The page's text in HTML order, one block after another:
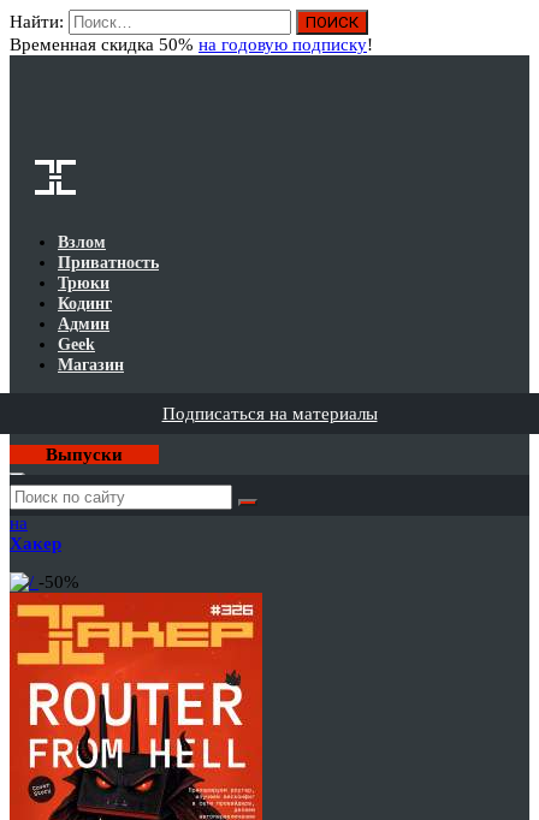
Найти:
Временная скидка 50% на годовую подписку!
Взлом
Приватность
Трюки
Кодинг
Админ
Geek
Магазин
Подписаться на материалы
Выпуски
Годовая
подписка
на
Хакер
-50%